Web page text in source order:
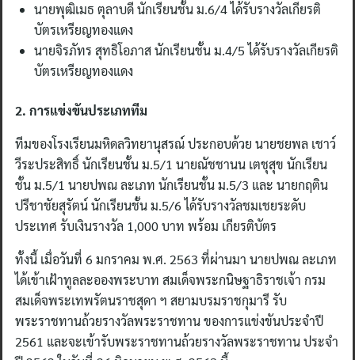
นายพุฒิเมธ ตุลาบดี นักเรียนชั้น ม.6/4 ได้รับรางวัลเกียรติ
บัตรเหรียญทองแดง
นายจิรภัทร สุทธิโอภาส นักเรียนชั้น ม.4/5 ได้รับรางวัลเกียรติ
บัตรเหรียญทองแดง
2. การแข่งขันประเภททีม
ทีมของโรงเรียนมหิดลวิทยานุสรณ์ ประกอบด้วย นายชยพล เชาว์
วีระประสิทธิ์ นักเรียนชั้น ม.5/1 นายณัชชานน เตชุสุข นักเรียน
ชั้น ม.5/1 นายปพณ ละเภท นักเรียนชั้น ม.5/3 และ นายกฤติน
ปรีชาชัยสุรัตน์ นักเรียนชั้น ม.5/6 ได้รับรางวัลชมเชยระดับ
ประเทศ รับเงินรางวัล 1,000 บาท พร้อม เกียรติบัตร
ทั้งนี้ เมื่อวันที่ 6 มกราคม พ.ศ. 2563 ที่ผ่านมา นายปพณ ละเภท
ได้เข้าเฝ้าทูลละอองพระบาท สมเด็จพระกนิษฐาธิราชเจ้า กรม
สมเด็จพระเทพรัตนราชสุดา ฯ สยามบรมราชกุมารี รับ
พระราชทานถ้วยรางวัลพระราชทาน ของการแข่งขันประจำปี
2561 และจะเข้ารับพระราชทานถ้วยรางวัลพระราชทาน ประจำ